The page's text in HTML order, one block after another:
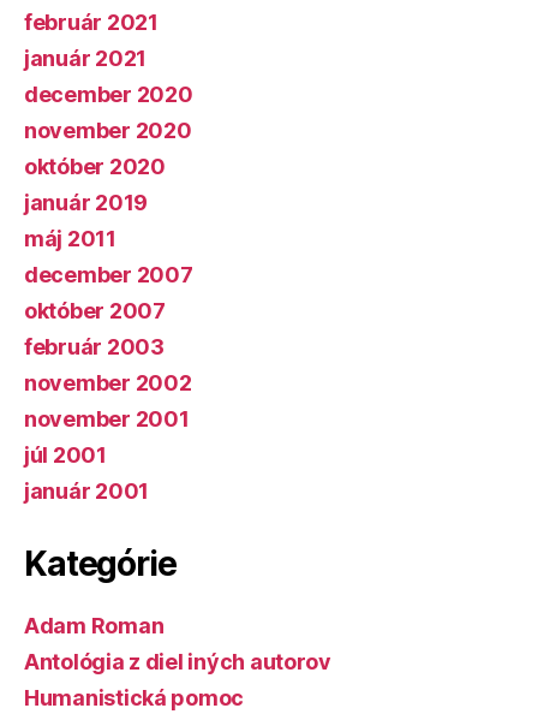
február 2021
január 2021
december 2020
november 2020
október 2020
január 2019
máj 2011
december 2007
október 2007
február 2003
november 2002
november 2001
júl 2001
január 2001
Kategórie
Adam Roman
Antológia z diel iných autorov
Humanistická pomoc